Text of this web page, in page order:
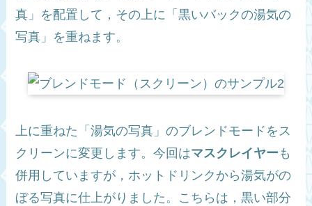
真」を配置して，その上に「黒いバックの湯気の
写真」を重ねます。
上に重ねた「湯気の写真」のブレンドモードをス
クリーンに変更します。今回はマスクレイヤー も
併用していますが，ホットドリンクから湯気がの
ぼる写真に仕上がりました。こちらは，黒い部分